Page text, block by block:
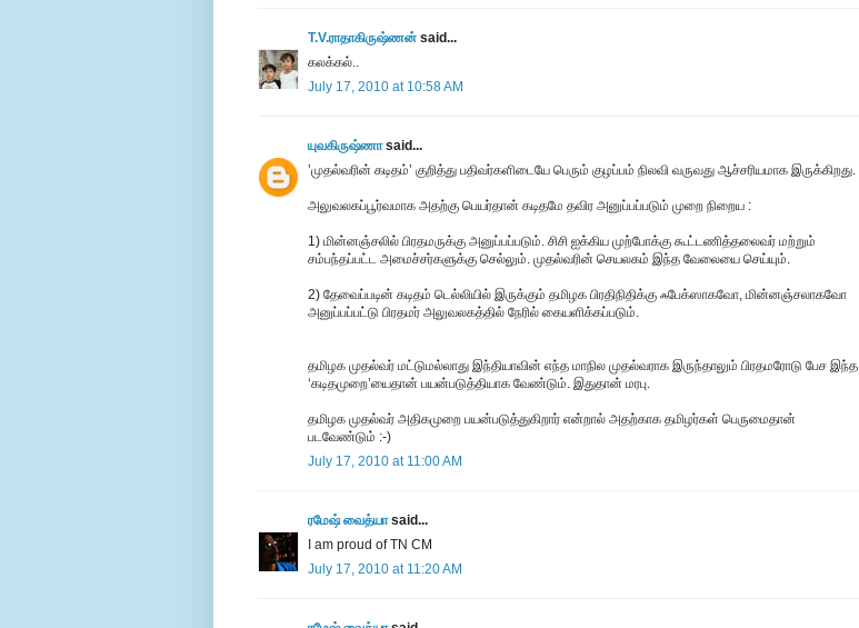
T.V.ராதாகிருஷ்ணன் said...
கலக்கல்..
July 17, 2010 at 10:58 AM
யுவகிருஷ்ணாsaid...
’முதல்வரின் கடிதம்’ குறித்து பதிவர்களிடையே பெரும் குழப்பம் நிலவி வருவது ஆச்சரியமாக இருக்கிறது.
அலுவலகப்பூர்வமாக அதற்கு பெயர்தான் கடிதமே தவிர அனுப்பப்படும் முறை நிறைய :
1) மின்னஞ்சலில் பிரதமருக்கு அனுப்பப்படும். சிசி ஐக்கிய முற்போக்கு கூட்டணித்தலைவர் மற்றும்
சம்பந்தப்பட்ட அமைச்சர்களுக்கு செல்லும். முதல்வரின் செயலகம் இந்த வேலையை செய்யும்.
2) தேவைப்படின் கடிதம் டெல்லியில் இருக்கும் தமிழக பிரதிநிதிக்கு ஃபேக்ஸாகவோ, மின்னஞ்சலாகவோ
அனுப்பப்பட்டு பிரதமர் அலுவலகத்தில் நேரில் கையளிக்கப்படும்.
தமிழக முதல்வர் மட்டுமல்லாது இந்தியாவின் எந்த மாநில முதல்வராக இருந்தாலும் பிரதமரோடு பேச இந்த
‘கடிதமுறை’யைதான் பயன்படுத்தியாக வேண்டும். இதுதான் மரபு.
தமிழக முதல்வர் அதிகமுறை பயன்படுத்துகிறார் என்றால் அதற்காக தமிழர்கள் பெருமைதான்
படவேண்டும் :-)
July 17, 2010 at 11:00 AM
ரமேஷ் வைத்யாsaid...
I am proud of TN CM
July 17, 2010 at 11:20 AM